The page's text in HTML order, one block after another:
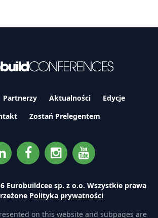
Partnerzy Aktualności
Edycje
Zostań Prelegentem
Eurobuildcee sp. z o.o. Wszystkie prawa
Polityka prywatności
on this website and subpages are